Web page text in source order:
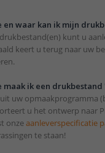
en waar kan ik mijn
kunt u
keert u terug naar uw
maak ik een
uw opmaakprogramma
u het ontwerp naar
onzeaanleverspecificatie
te staan!